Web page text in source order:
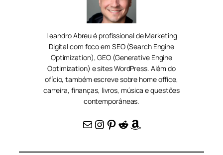
Leandro Abreu é profissional de Marketing
Digital com foco em SEO (Search Engine
Optimization), GEO (Generative Engine
Optimization) e sites WordPress. Além do
ofício, também escreve sobre home office,
carreira, finanças, livros, música e questões
contemporâneas.
E-mail Instagram Pinterest Reddit Amazon